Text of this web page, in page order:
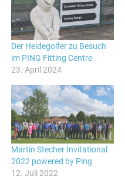
Der Heidegolfer zu Besuch
im PING Fitting Centre
23. April 2024
Martin Stecher Invitational
2022 powered by Ping
12. Juli 2022